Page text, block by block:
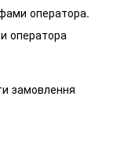
оператора.
оператора
замовлення